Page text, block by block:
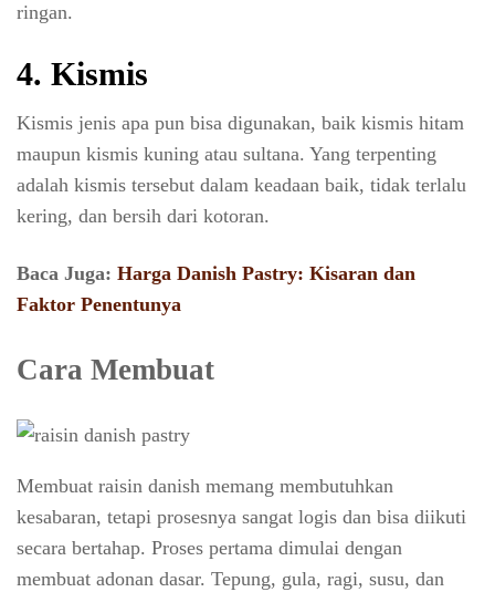
ringan.
4. Kismis
Kismis jenis apa pun bisa digunakan, baik kismis hitam
maupun kismis kuning atau sultana. Yang terpenting
adalah kismis tersebut dalam keadaan baik, tidak terlalu
kering, dan bersih dari kotoran.
Baca Juga: Harga Danish Pastry: Kisaran dan
Faktor Penentunya
Cara Membuat
Membuat raisin danish memang membutuhkan
kesabaran, tetapi prosesnya sangat logis dan bisa diikuti
secara bertahap. Proses pertama dimulai dengan
membuat adonan dasar. Tepung, gula, ragi, susu, dan